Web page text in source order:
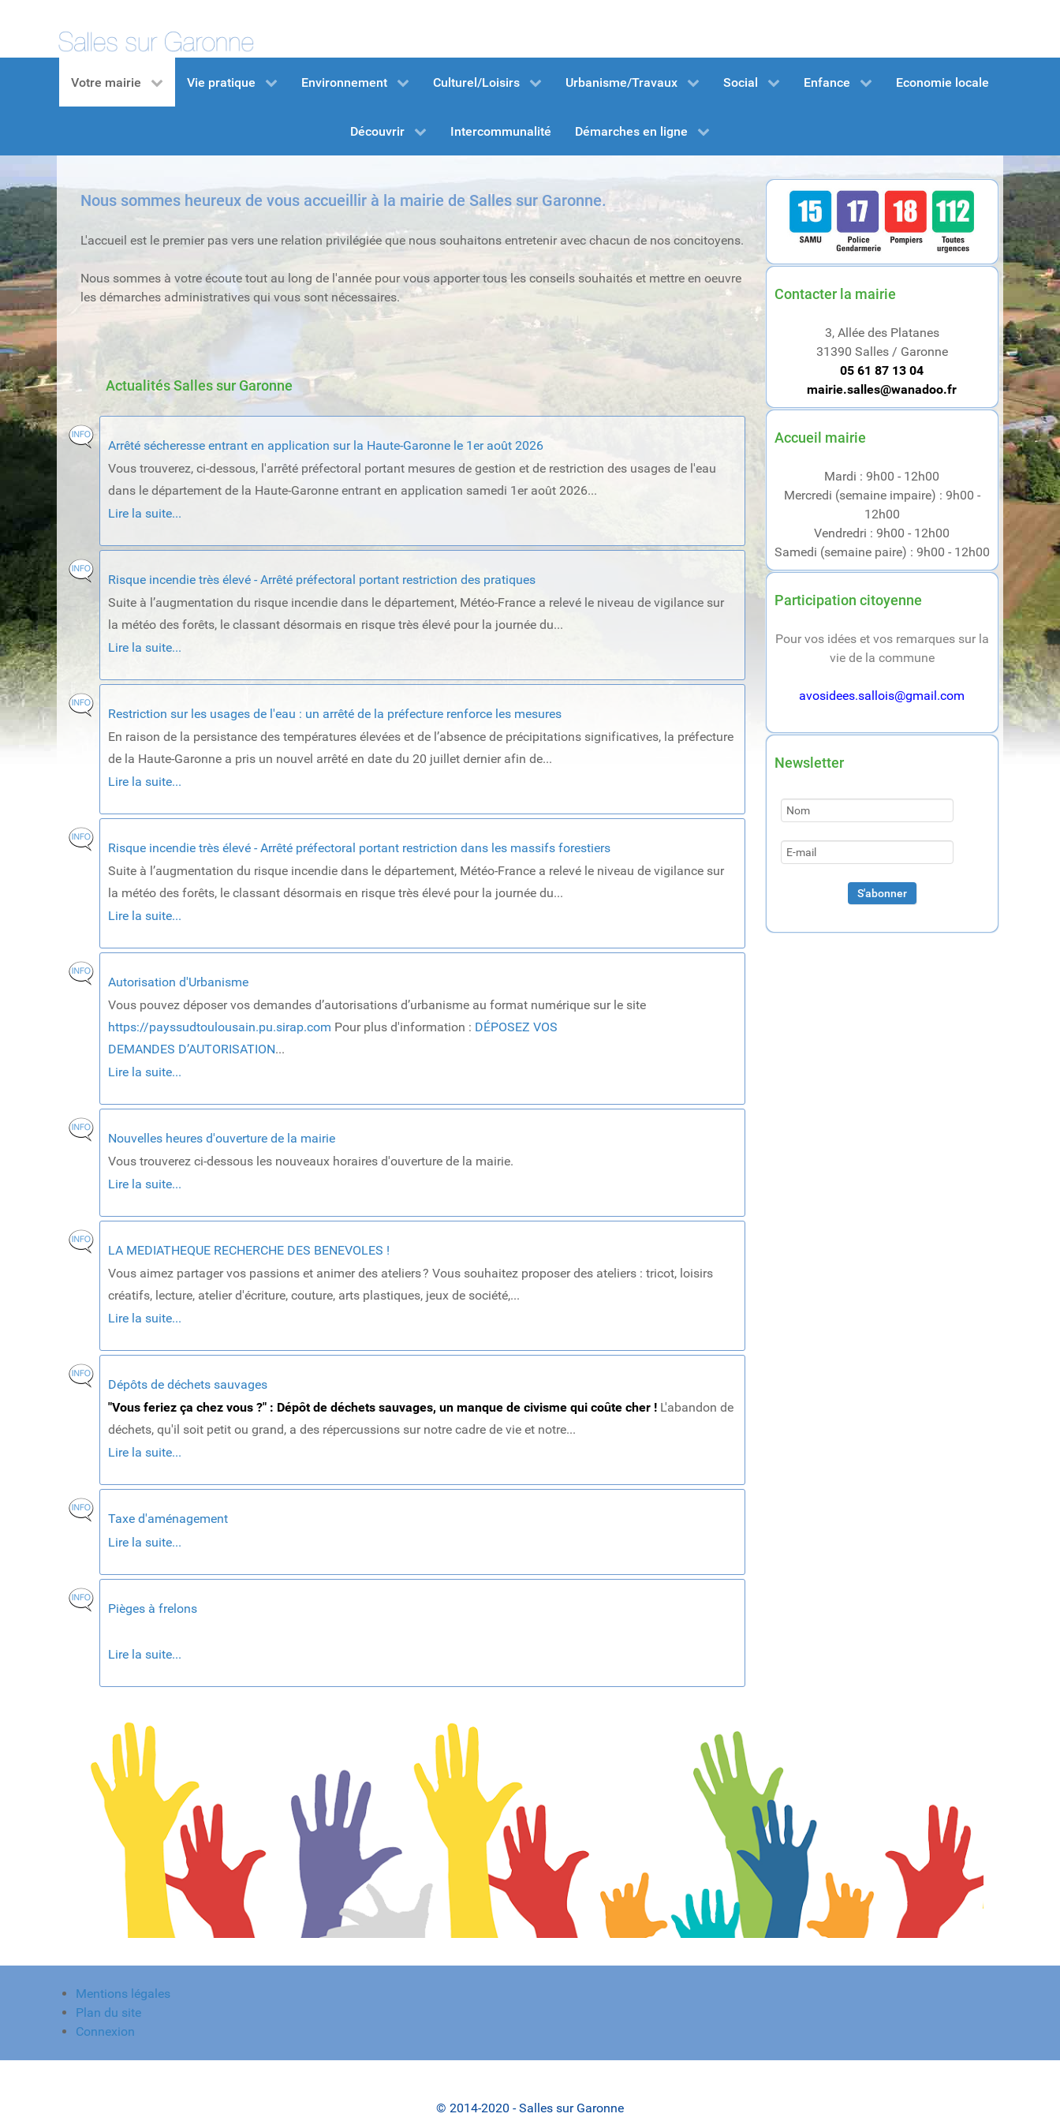
Votre mairie Vie pratique Environnement Culturel/Loisirs Urbanisme/Travaux Social Enfance Economie locale
Découvrir Intercommunalité Démarches en ligne
Nous sommes heureux de vous accueillir à la mairie de Salles sur Garonne.
L'accueil est le premier pas vers une relation privilégiée que nous souhaitons entretenir avec chacun de nos concitoyens.
Nous sommes à votre écoute tout au long de l'année pour vous apporter tous les conseils souhaités et mettre en oeuvre
les démarches administratives qui vous sont nécessaires.
Actualités Salles sur Garonne
Arrêté sécheresse entrant en application sur la Haute-Garonne le 1er août 2026
Vous trouverez, ci-dessous, l'arrêté préfectoral portant mesures de gestion et de restriction des usages de l'eau
dans le département de la Haute-Garonne entrant en application samedi 1er août 2026...
Lire la suite...
Risque incendie très élevé - Arrêté préfectoral portant restriction des pratiques
Suite à l’augmentation du risque incendie dans le département, Météo-France a relevé le niveau de vigilance sur
la météo des forêts, le classant désormais en risque très élevé pour la journée du...
Lire la suite...
Restriction sur les usages de l'eau : un arrêté de la préfecture renforce les mesures
En raison de la persistance des températures élevées et de l’absence de précipitations significatives, la préfecture
de la Haute-Garonne a pris un nouvel arrêté en date du 20 juillet dernier afin de...
Lire la suite...
Risque incendie très élevé - Arrêté préfectoral portant restriction dans les massifs forestiers
Suite à l’augmentation du risque incendie dans le département, Météo-France a relevé le niveau de vigilance sur
la météo des forêts, le classant désormais en risque très élevé pour la journée du...
Lire la suite...
Autorisation d'Urbanisme
Vous pouvez déposer vos demandes d’autorisations d’urbanisme au format numérique sur le site
https://payssudtoulousain.pu.sirap.com Pour plus d'information : DÉPOSEZ VOS
DEMANDES D’AUTORISATION...
Lire la suite...
Nouvelles heures d'ouverture de la mairie
Vous trouverez ci-dessous les nouveaux horaires d'ouverture de la mairie.
Lire la suite...
LA MEDIATHEQUE RECHERCHE DES BENEVOLES !
Vous aimez partager vos passions et animer des ateliers ? Vous souhaitez proposer des ateliers : tricot, loisirs
créatifs, lecture, atelier d'écriture, couture, arts plastiques, jeux de société,...
Lire la suite...
Dépôts de déchets sauvages
"Vous feriez ça chez vous ?" : Dépôt de déchets sauvages, un manque de civisme qui coûte cher ! L'abandon de
déchets, qu'il soit petit ou grand, a des répercussions sur notre cadre de vie et notre...
Lire la suite...
Taxe d'aménagement
Lire la suite...
Pièges à frelons
Lire la suite...
Contacter la mairie
3, Allée des Platanes
31390 Salles / Garonne
05 61 87 13 04
mairie.salles@wanadoo.fr
Accueil mairie
Mardi : 9h00 - 12h00
Mercredi (semaine impaire) : 9h00 -
12h00
Vendredri : 9h00 - 12h00
Samedi (semaine paire) : 9h00 - 12h00
Participation citoyenne
Pour vos idées et vos remarques sur la
vie de la commune
avosidees.sallois@gmail.com
Newsletter
Mentions légales
Plan du site
Connexion
© 2014-2020 - Salles sur Garonne